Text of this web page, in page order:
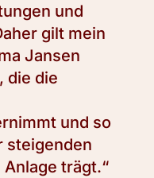
und
gilt mein
Jansen
die die
und so
steigenden
trägt.“